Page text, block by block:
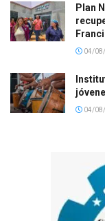
Plan
04/
04/